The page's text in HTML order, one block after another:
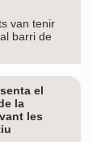
van tenir
barri de
el
la
les